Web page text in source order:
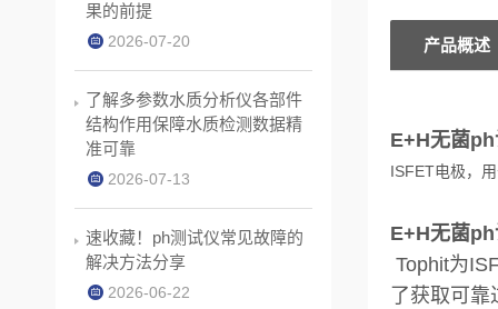
产品概述
E+H无菌
ISFET电极，
E+H无菌
Tophit为
了获取可
果的前提
2026-07-20
了解多参数水质分析仪各部件
结构作用保障水质检测数据精
准可靠
2026-07-13
速收藏！ph测试仪常见故障的
解决方法分享
2026-06-22